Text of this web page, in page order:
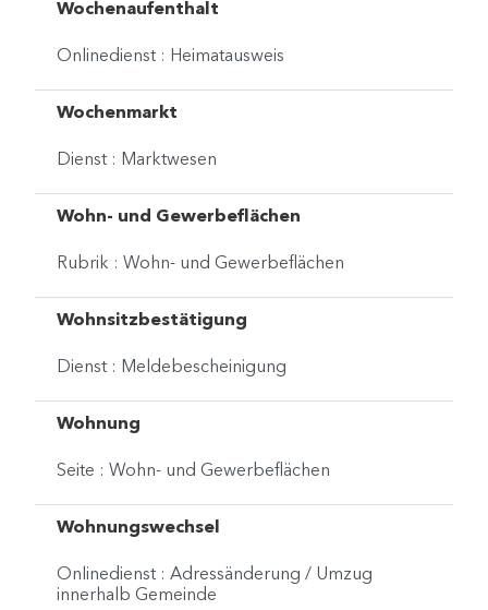
Wochenaufenthalt
Onlinedienst : Heimatausweis
Wochenmarkt
Dienst : Marktwesen
Wohn- und Gewerbeflächen
Rubrik : Wohn- und Gewerbeflächen
Wohnsitzbestätigung
Dienst : Meldebescheinigung
Wohnung
Seite : Wohn- und Gewerbeflächen
Wohnungswechsel
Onlinedienst : Adressänderung / Umzug
innerhalb Gemeinde